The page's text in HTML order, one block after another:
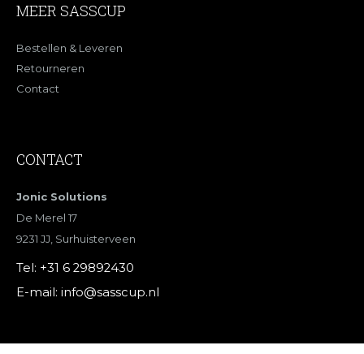
MEER SASSCUP
Bestellen & Leveren
Retourneren
Contact
CONTACT
Jonic Solutions
De Merel 17
9231 JJ, Surhuisterveen
Tel: +31 6 29892430
E-mail: info@sasscup.nl